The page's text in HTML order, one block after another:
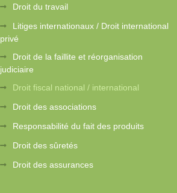
Droit du travail
Litiges internationaux / Droit international
privé
Droit de la faillite et réorganisation
judiciaire
Droit fiscal national / international
Droit des associations
Responsabilité du fait des produits
Droit des sûretés
Droit des assurances